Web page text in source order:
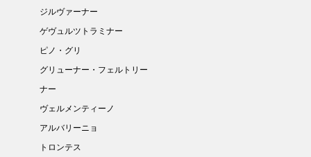
ジルヴァーナー
ゲヴュルツトラミナー
ピノ・グリ
グリューナー・フェルトリー
ナー
ヴェルメンティーノ
アルバリーニョ
トロンテス